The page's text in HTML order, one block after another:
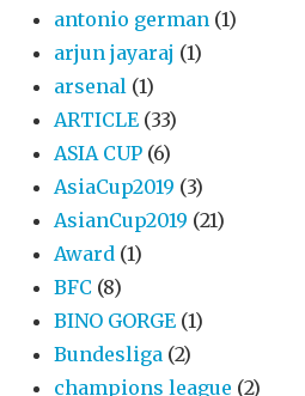
antonio german (1)
arjun jayaraj (1)
arsenal (1)
ARTICLE (33)
ASIA CUP (6)
AsiaCup2019 (3)
AsianCup2019 (21)
Award (1)
BFC (8)
BINO GORGE (1)
Bundesliga (2)
champions league (2)